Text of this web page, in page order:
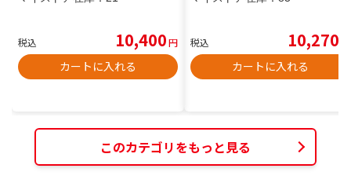
税込 10,400円
カートに入れる
税込 10,270
カートに入れる
このカテゴリをもっと見る